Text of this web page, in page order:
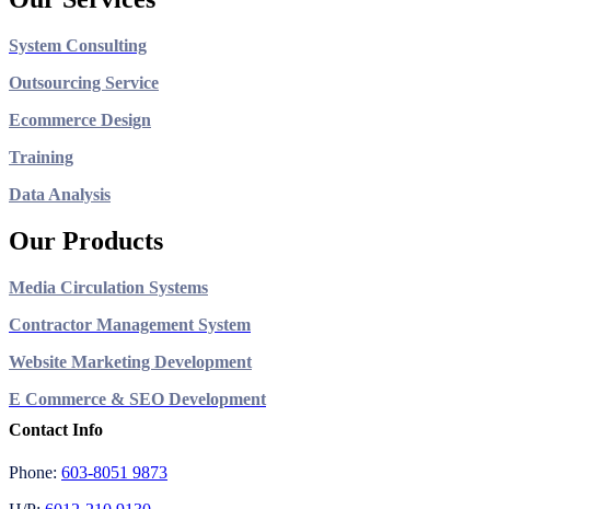
System Consulting
Outsourcing Service
Ecommerce Design
Training
Data Analysis
Our Products
Media Circulation Systems
Contractor Management System
Website Marketing Development
E Commerce & SEO Development
Contact Info
Phone: 603-8051 9873